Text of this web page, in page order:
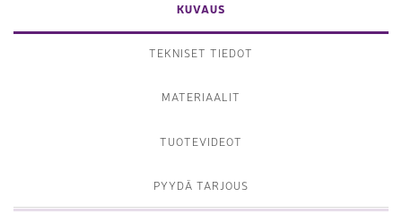
KUVAUS
TEKNISET TIEDOT
MATERIAALIT
TUOTEVIDEOT
PYYDÄ TARJOUS